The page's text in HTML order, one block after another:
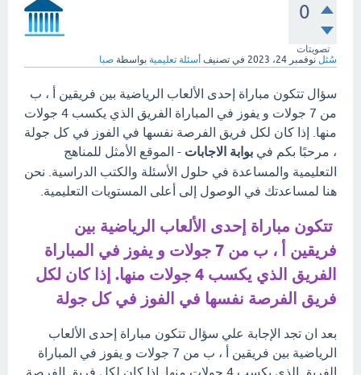
0
تصويتات
سُئل نوفمبر 24، 2023 في تصنيف أسئلة تعليمية بواسطة صبا
سؤال تتكون مباراة إحدى الألعاب الرياضية بين فريقين أ ، ب
من 7 جولات و يفوز في المباراة الفريق الذي يكسب 4 جولات
منها. إذا كان لكل فريق الفرصة نفسها في الفوز في كل جولة
، مرحبًا بكم في بوابة الاجابات - الموقع الأمثل للمناهج
التعليمية والمساعدة في حلول الأسئلة والكتب الدراسية. نحن
هنا لمساعدتك في الوصول إلى أعلى المستويات التعليمية.
تتكون مباراة إحدى الألعاب الرياضية بين
فريقين أ ، ب من 7 جولات و يفوز في المباراة
الفريق الذي يكسب 4 جولات منها. إذا كان لكل
فريق الفرصة نفسها في الفوز في كل جولة
بعد ان تجد الإجابة علي سؤال تتكون مباراة إحدى الألعاب
الرياضية بين فريقين أ ، ب من 7 جولات و يفوز في المباراة
الفريق الذي يكسب 4 جولات منها. إذا كان لكل فريق الفرصة